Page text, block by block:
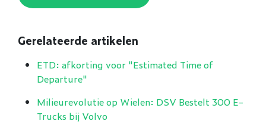
Gerelateerde artikelen
ETD: afkorting voor "Estimated Time of
Departure"
Milieurevolutie op Wielen: DSV Bestelt 300 E-
Trucks bij Volvo